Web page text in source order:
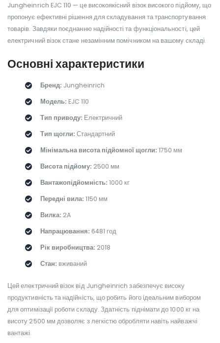
Jungheinrich EJC 110 — це високоякісний візок високого підйому, що
пропонує ефективні рішення для складування та транспортування
товарів. Завдяки поєднанню надійності та функціональності, цей
електричний візок стане незамінним помічником на вашому складі.
Основні характеристики
Бренд: Jungheinrich
Модель: EJC 110
Тип приводу: Електричний
Тип щогли: Стандартний
Мінімальна висота підйомної щогли: 1750 мм
Висота підйому: 2500 мм
Вантажопідйомність: 1000 кг
Передні вила: 1150 мм
Вилка: 2A
Напрацювання: 6481 год
Рік виробництва: 2018
Стан: вживаний
Цей електричний візок від Jungheinrich забезпечує високу
продуктивність та надійність, що робить його ідеальним вибором
для оптимізації роботи складу. Здатність піднімати до 1000 кг на
висоту 2500 мм дозволяє з легкістю обробляти навіть найважчі
вантажі.